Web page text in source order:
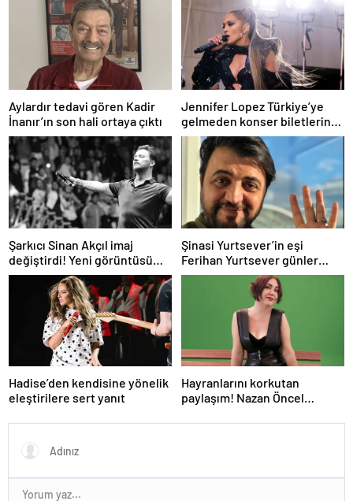
Aylardır tedavi gören Kadir
İnanır’ın son hali ortaya çıktı
Jennifer Lopez Türkiye’ye
gelmeden konser biletlerine
zam geldi
Şarkıcı Sinan Akçıl imaj
değiştirdi! Yeni görüntüsü
gündem oldu
Şinasi Yurtsever’in eşi
Ferihan Yurtsever günler
sonra paylaşım yaptı
Hadise’den kendisine yönelik
eleştirilere sert yanıt
Hayranlarını korkutan
paylaşım! Nazan Öncel